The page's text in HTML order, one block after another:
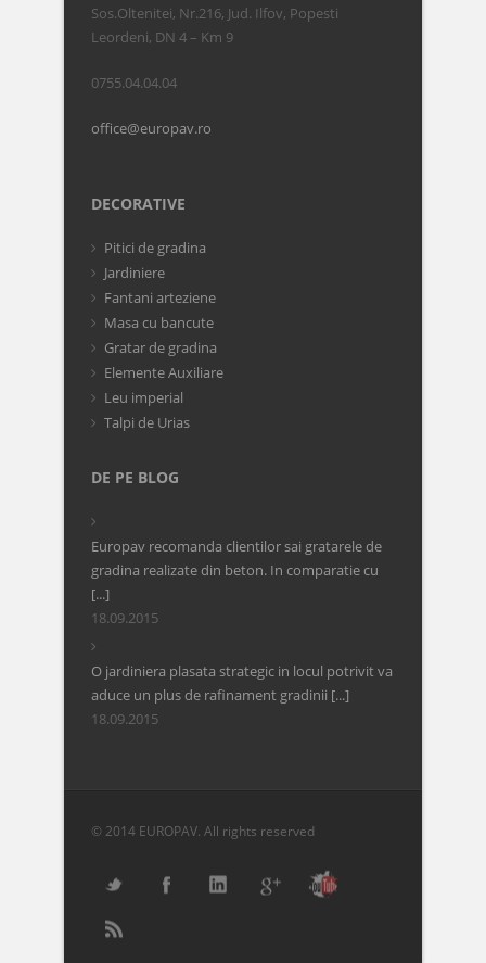
Sos.Oltenitei, Nr.216, Jud. Ilfov, Popesti
Leordeni, DN 4 – Km 9
0755.04.04.04
office@europav.ro
DECORATIVE
Pitici de gradina
Jardiniere
Fantani arteziene
Masa cu bancute
Gratar de gradina
Elemente Auxiliare
Leu imperial
Talpi de Urias
DE PE BLOG
Europav recomanda clientilor sai gratarele de
gradina realizate din beton. In comparatie cu
[...]
18.09.2015
O jardiniera plasata strategic in locul potrivit va
aduce un plus de rafinament gradinii [...]
18.09.2015
© 2014 EUROPAV. All rights reserved